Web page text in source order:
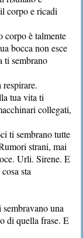
corpo e ricadi
corpo è talmente
bocca non esce
ti sembrano
tua vita ti
collegati,
ti sembrano tutte
strani, mai
Urli. Sirene. E
sta
una
di quella frase. E